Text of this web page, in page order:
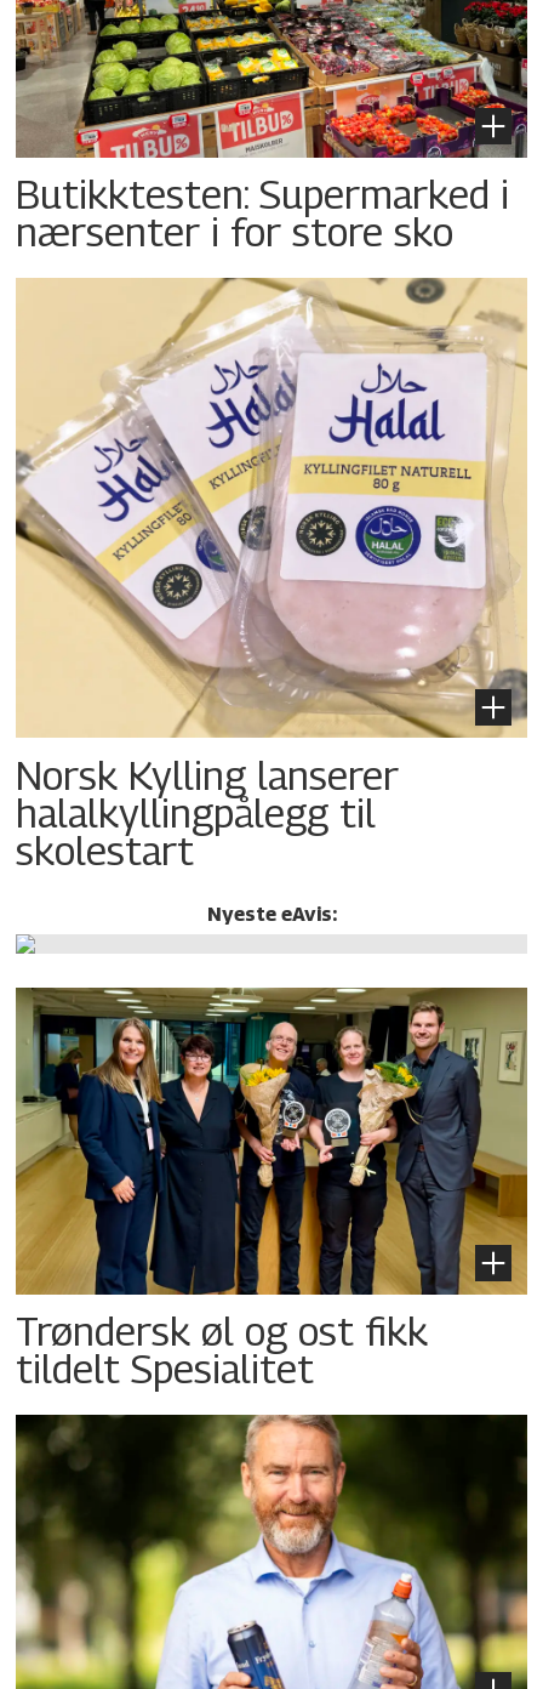
Butikktesten: Supermarked i
nærsenter i for store sko
Norsk Kylling lanserer
halalkylling­pålegg til
skolestart
Nyeste eAvis:
Trøndersk øl og ost fikk
tildelt Spesialitet